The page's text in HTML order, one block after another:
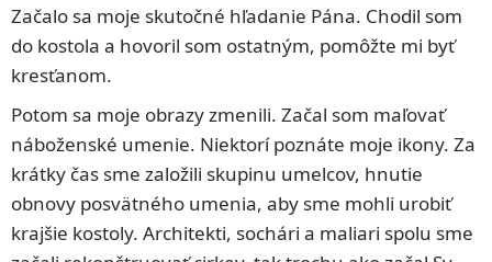
Začalo sa moje skutočné hľadanie Pána. Chodil som
do kostola a hovoril som ostatným, pomôžte mi byť
kresťanom.
Potom sa moje obrazy zmenili. Začal som maľovať
náboženské umenie. Niektorí poznáte moje ikony. Za
krátky čas sme založili skupinu umelcov, hnutie
obnovy posvätného umenia, aby sme mohli urobiť
krajšie kostoly. Architekti, sochári a maliari spolu sme